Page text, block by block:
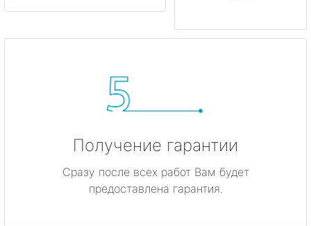
Получение гарантии
Сразу после всех работ Вам будет
предоставлена гарантия.